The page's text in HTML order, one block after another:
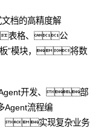
档的高精度解
表格、公
”模块，将数
开发、部
流程编
实现复杂业务